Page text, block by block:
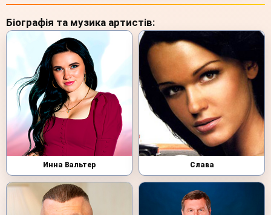
Біографія та музика артистів:
Инна Вальтер Слава